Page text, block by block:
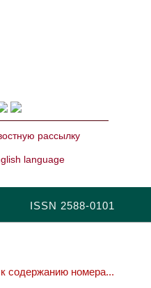
рассылку
language
ISSN 2588-0101
к содержанию номера...